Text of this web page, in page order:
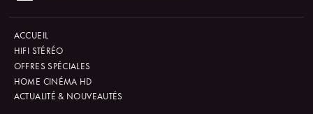
ACCUEIL
HIFI STÉRÉO
OFFRES SPÉCIALES
HOME CINÉMA HD
ACTUALITÉ & NOUVEAUTÉS